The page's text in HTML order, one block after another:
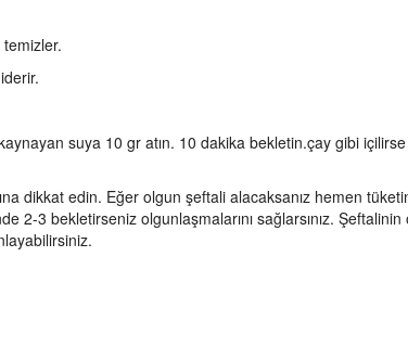
temizler.
suya 10 gr atın. 10 dakika bekletin.çay gibi
dikkat edin. Eğer olgun şeftali alacaksanız hemen
2-3 bekletirseniz olgunlaşmalarını sağlarsınız.